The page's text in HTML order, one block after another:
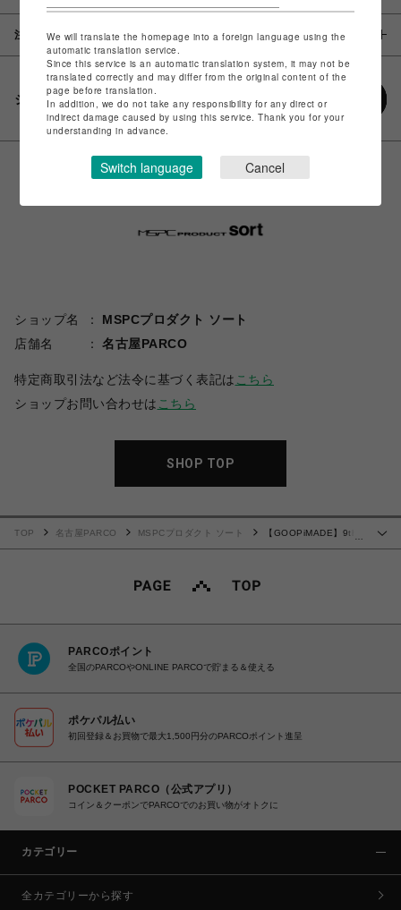
注意事項
シェアする
ショップ名
MSPCプロダクト ソート
店舗名
名古屋PARCO
特定商取引法など法令に基づく表記は こちら
ショップお問い合わせは こちら
SHOP TOP
…
TOP 名古屋PARCO MSPCプロダクト ソート
【GOOPiMADE】9th -
PARCOポイント
全国のPARCOやONLINE PARCOで貯まる＆使える
ポケパル払い
初回登録＆お買物で最大1,500円分のPARCOポイント進呈
POCKET PARCO（公式アプリ）
コイン＆クーポンでPARCOでのお買い物がオトクに
カテゴリー
全カテゴリーから探す
We will translate the homepage into a foreign language using the
automatic translation service.
Since this service is an automatic translation system, it may not be
translated correctly and may differ from the original content of the
page before translation.
In addition, we do not take any responsibility for any direct or
indirect damage caused by using this service. Thank you for your
understanding in advance.
Switch language Cancel